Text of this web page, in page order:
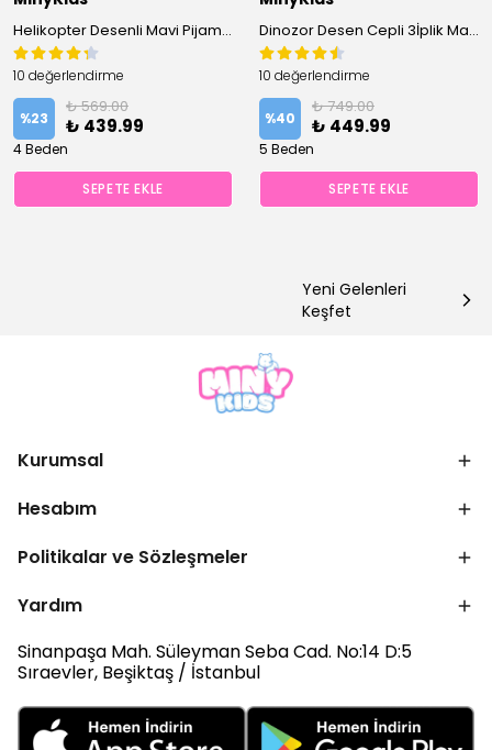
Helikopter Desenli Mavi Pijama Takımı
10 değerlendirme
%23
₺ 569.00
₺ 439.99
4 Beden
SEPETE EKLE
Dinozor Desen Cepli 3İplik Mavi Erkek Çocuk Pijama Takım
10 değerlendirme
%40
₺ 749.00
₺ 449.99
5 Beden
SEPETE EKLE
Yeni Gelenleri
Keşfet
Kurumsal
Hesabım
Politikalar ve Sözleşmeler
Yardım
Sinanpaşa Mah. Süleyman Seba Cad. No:14 D:5
Sıraevler, Beşiktaş / İstanbul